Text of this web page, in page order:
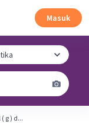
Masuk
g ) d...